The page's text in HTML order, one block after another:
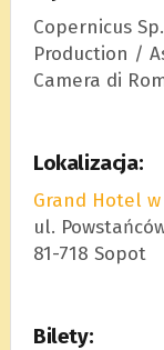
Copernicus
Production /
Camera di
Lokalizacja:
Grand Hotel w
ul.
81-718 Sopot
Bilety: